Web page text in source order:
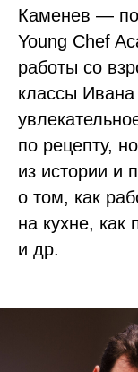
Каменев —
Young Chef
работы со
классы
по рецепту,
из истории и
о том, как
на кухне, как
и др.